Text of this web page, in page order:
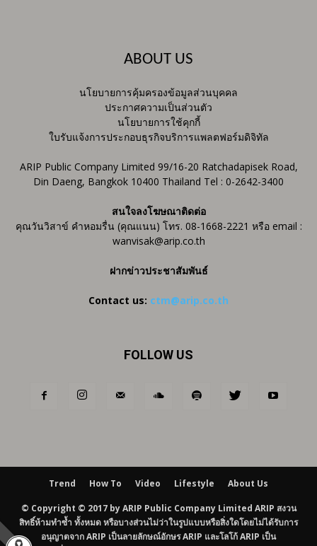
ABOUT US
นโยบายการคุ้มครองข้อมูลส่วนบุคคล
ประกาศความเป็นส่วนตัว
นโยบายการใช้คุกกี้
ใบรับแจ้งการประกอบธุรกิจบริการแพลตฟอร์มดิจิทัล
ARIP Public Company Limited 99/16-20 Ratchadapisek Road,
Din Daeng, Bangkok 10400 Thailand Tel : 0-2642-3400
สนใจลงโฆษณาติดต่อ
คุณวันวิสาข์ คำหอมรื่น (คุณแนน) โทร. 08-1668-2221 หรือ email :
wanvisak@arip.co.th
ฝากข่าวประชาสัมพันธ์
Contact us: ctm@arip.co.th
FOLLOW US
Trend How To Video Lifestyle About Us
© Copyright © 2017 by ARIP Public Company Limited ARIP สงวน
สิทธิ์ห้ามทำซ้ำ ทั้งหมด หรือบางส่วนไม่ว่าในรูปแบบหรือสิ่งใดโดยไม่ได้รับการ
อนุญาตจาก ARIP เป็นลายลักษณ์อักษร ARIP และโลโก้ ARIP เป็น